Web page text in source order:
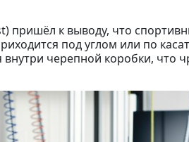
пришёл к выводу, что
под углом или по
черепной коробки, что